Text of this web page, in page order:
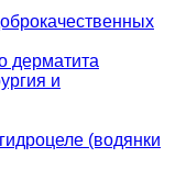
дерматита
и
(водянки